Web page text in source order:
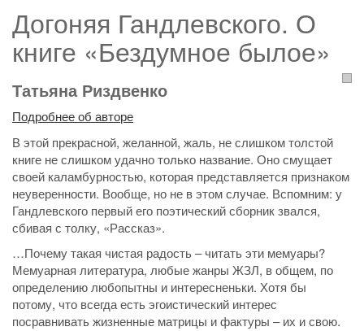
Догоняя Гандлевского. О
книге «Бездумное былое»
Татьяна Риздвенко
Подробнее об авторе
В этой прекрасной, желанной, жаль, не слишком толстой
книге не слишком удачно только название. Оно смущает
своей каламбурностью, которая представляется признаком
неуверенности. Вообще, но не в этом случае. Вспомним: у
Гандлевского первый его поэтический сборник звался,
сбивая с толку, «Рассказ».
…Почему такая чистая радость – читать эти мемуары?
Мемуарная литература, любые жанры ЖЗЛ, в общем, по
определению любопытны и интересненьки. Хотя бы
потому, что всегда есть эгоистический интерес
посравнивать жизненные матрицы и фактуры – их и свою.